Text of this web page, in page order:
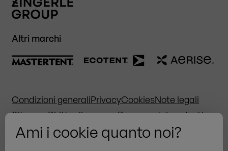
Ami i cookie quanto noi?
Altri marchi
Condizioni generaliPrivacyCookiesNote legali
SitemapDiritto di recessoRecesso dal contratto
IT / IT